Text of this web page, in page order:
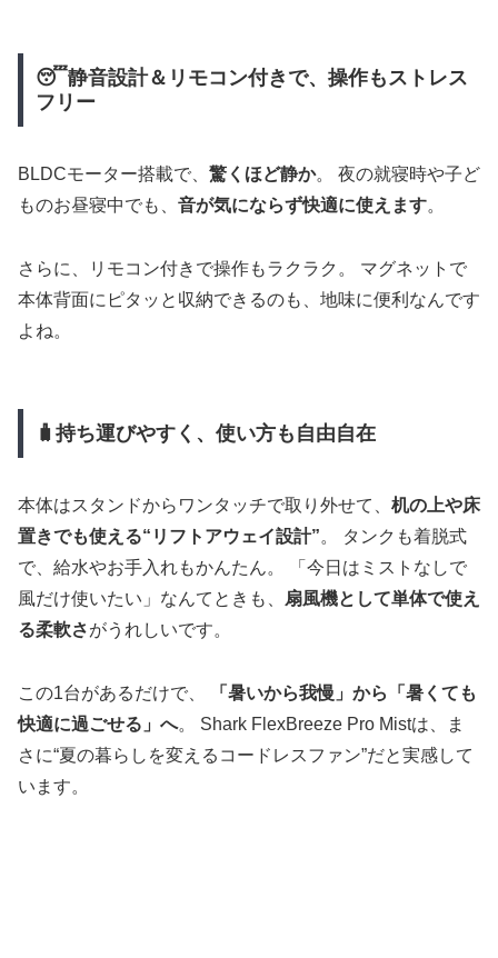
😴静音設計＆リモコン付きで、操作もストレス
フリー
BLDCモーター搭載で、 驚くほど静か。 夜の就寝時や子ど
ものお昼寝中でも、 音が気にならず快適に使えます。
さらに、リモコン付きで操作もラクラク。 マグネットで
本体背面にピタッと収納できるのも、地味に便利なんです
よね。
🧳持ち運びやすく、使い方も自由自在
本体はスタンドからワンタッチで取り外せて、 机の上や床
置きでも使える“リフトアウェイ設計”。 タンクも着脱式
で、給水やお手入れもかんたん。 「今日はミストなしで
風だけ使いたい」なんてときも、 扇風機として単体で使え
る柔軟さがうれしいです。
この1台があるだけで、
「暑いから我慢」から「暑くても
快適に過ごせる」へ。 Shark FlexBreeze Pro Mistは、ま
さに“夏の暮らしを変えるコードレスファン”だと実感して
います。